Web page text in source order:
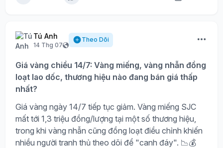
Tú Anh
14 Thg 07
Theo Dõi
Giá vàng chiều 14/7: Vàng miếng, vàng nhẫn đồng
loạt lao dốc, thương hiệu nào đang bán giá thấp
nhất?
Giá vàng ngày 14/7 tiếp tục giảm. Vàng miếng SJC
mất tới 1,3 triệu đồng/lượng tại một số thương hiệu,
trong khi vàng nhẫn cũng đồng loạt điều chỉnh khiến
nhiều người tranh thủ theo dõi để "canh đáy". 📉💰